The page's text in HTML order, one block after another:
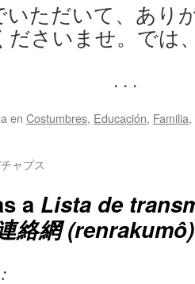
いただいて、あり
ださいませ。で
. . .
en Costumbres, Educación, Familia,
ャプス
a Lista de
絡網 (renrakumô)